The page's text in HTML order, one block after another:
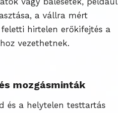
a vállra mért
hirtelen erőkifejtés a
vezethetnek.
mozgásminták
és a helytelen testtartás